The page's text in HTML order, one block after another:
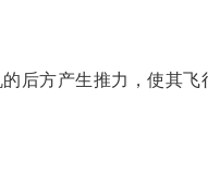
方产生推力，使其飞